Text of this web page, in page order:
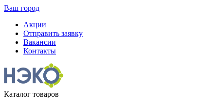
Ваш город
Акции
Отправить заявку
Вакансии
Контакты
Каталог товаров